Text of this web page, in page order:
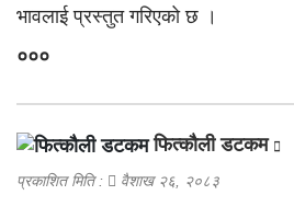
भावलाई प्रस्तुत गरिएको छ ।
०००
फित्काैली डटकम
प्रकाशित मिति : वैशाख २६, २०८३